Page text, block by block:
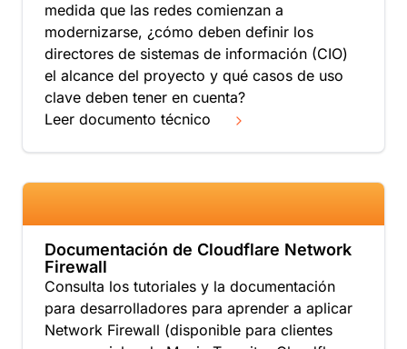
medida que las redes comienzan a
modernizarse, ¿cómo deben definir los
directores de sistemas de información (CIO)
el alcance del proyecto y qué casos de uso
clave deben tener en cuenta?
Leer documento técnico
Documentación de Cloudflare Network
Firewall
Consulta los tutoriales y la documentación
para desarrolladores para aprender a aplicar
Network Firewall (disponible para clientes